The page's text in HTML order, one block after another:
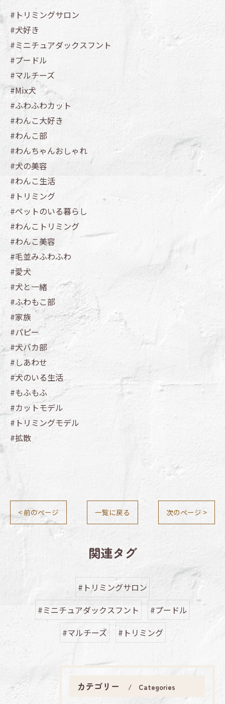
#トリミングサロン
#犬好き
#ミニチュアダックスフント
#プードル
#マルチーズ
#Mix犬
#ふわふわカット
#わんこ大好き
#わんこ部
#わんちゃんおしゃれ
#犬の美容
#わんこ生活
#トリミング
#ペットのいる暮らし
#わんこトリミング
#わんこ美容
#毛並みふわふわ
#愛犬
#犬と一緒
#ふわもこ部
#家族
#パピー
#犬バカ部
#しあわせ
#犬のいる生活
#もふもふ
#カットモデル
#トリミングモデル
#拡散
< 前のページ 一覧に戻る 次のページ >
関連タグ
#トリミングサロン
#ミニチュアダックスフント
#プードル
#マルチーズ
#トリミング
カテゴリー Categories